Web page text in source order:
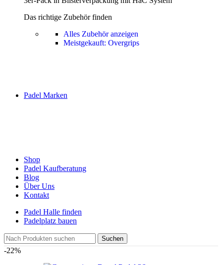
Das richtige Zubehör finden
Alles Zubehör anzeigen
Meistgekauft: Overgrips
Padel Marken
Shop
Padel Kaufberatung
Blog
Über Uns
Kontakt
Padel Halle finden
Padelplatz bauen
Suchen
-22%